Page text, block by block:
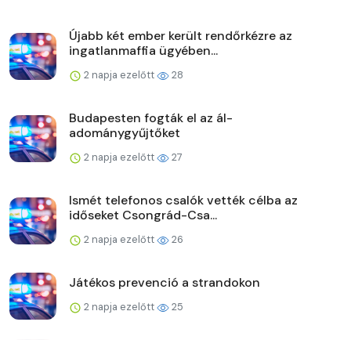
Újabb két ember került rendőrkézre az
ingatlanmaffia ügyében...
2 napja ezelőtt 28
Budapesten fogták el az ál-
adománygyűjtőket
2 napja ezelőtt 27
Ismét telefonos csalók vették célba az
időseket Csongrád-Csa...
2 napja ezelőtt 26
Játékos prevenció a strandokon
2 napja ezelőtt 25